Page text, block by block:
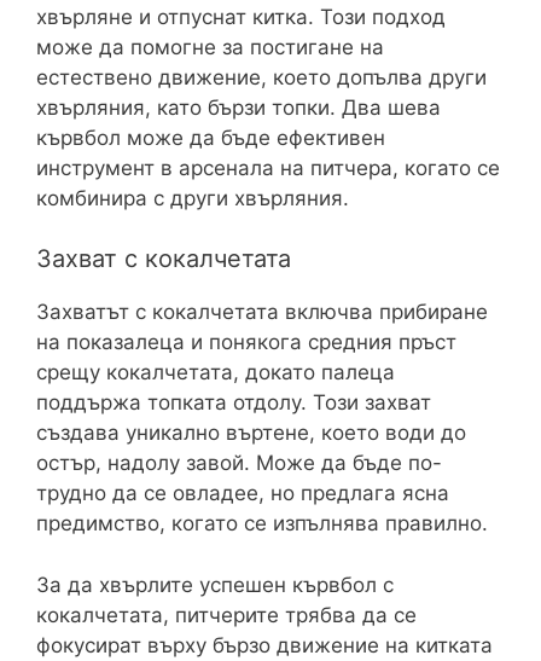
хвърляне и отпуснат китка. Този подход
може да помогне за постигане на
естествено движение, което допълва други
хвърляния, като бързи топки. Два шева
кървбол може да бъде ефективен
инструмент в арсенала на питчера, когато се
комбинира с други хвърляния.
Захват с кокалчетата
Захватът с кокалчетата включва прибиране
на показалеца и понякога средния пръст
срещу кокалчетата, докато палеца
поддържа топката отдолу. Този захват
създава уникално въртене, което води до
остър, надолу завой. Може да бъде по-
трудно да се овладее, но предлага ясна
предимство, когато се изпълнява правилно.
За да хвърлите успешен кървбол с
кокалчетата, питчерите трябва да се
фокусират върху бързо движение на китката